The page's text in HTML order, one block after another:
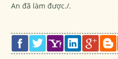
An đã làm được./.